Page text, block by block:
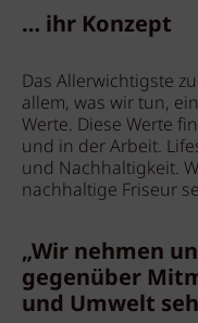
… ihr Konzept
Das Allerwichtigste
allem, was wir tun,
Werte. Diese Werte
und in der Arbeit.
und Nachhaltigkeit.
nachhaltige Friseur
„Wir nehmen
gegenüber
und Umwelt